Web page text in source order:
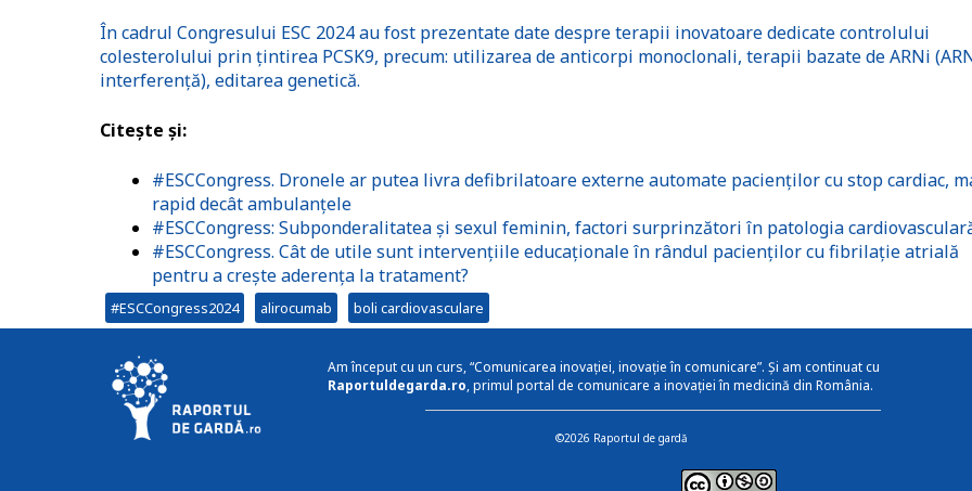
În cadrul Congresului ESC 2024 au fost prezentate date despre terapii inovatoare dedicate controlului
colesterolului prin țintirea PCSK9, precum: utilizarea de anticorpi monoclonali, terapii bazate de ARNi
interferență), editarea genetică.
Citește și:
#ESCCongress. Dronele ar putea livra defibrilatoare externe automate pacienților cu stop cardiac,
rapid decât ambulanțele
#ESCCongress: Subponderalitatea și sexul feminin, factori surprinzători în patologia
#ESCCongress. Cât de utile sunt intervențiile educaționale în rândul pacienților cu fibrilație atrială
pentru a crește aderența la tratament?
#ESCCongress2024 alirocumab boli cardiovasculare
Am început cu un curs, “Comunicarea inovației, inovație în comunicare”. Și am continuat cu
Raportuldegarda.ro, primul portal de comunicare a inovației în medicină din România.
©2026 Raportul de gardă